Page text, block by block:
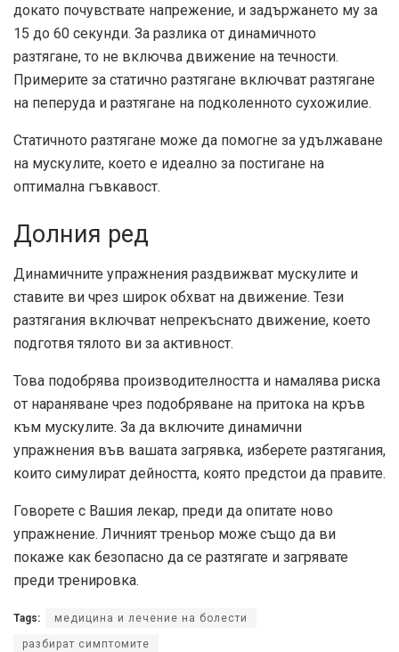
докато почувствате напрежение, и задържането му за
15 до 60 секунди. За разлика от динамичното
разтягане, то не включва движение на течности.
Примерите за статично разтягане включват разтягане
на пеперуда и разтягане на подколенното сухожилие.
Статичното разтягане може да помогне за удължаване
на мускулите, което е идеално за постигане на
оптимална гъвкавост.
Долния ред
Динамичните упражнения раздвижват мускулите и
ставите ви чрез широк обхват на движение. Тези
разтягания включват непрекъснато движение, което
подготвя тялото ви за активност.
Това подобрява производителността и намалява риска
от нараняване чрез подобряване на притока на кръв
към мускулите. За да включите динамични
упражнения във вашата загрявка, изберете разтягания,
които симулират дейността, която предстои да правите.
Говорете с Вашия лекар, преди да опитате ново
упражнение. Личният треньор може също да ви
покаже как безопасно да се разтягате и загрявате
преди тренировка.
Tags: медицина и лечение на болести
разбират симптомите